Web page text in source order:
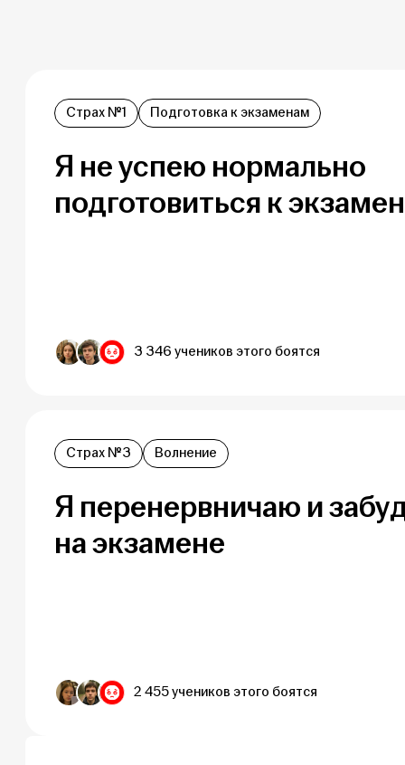
Страх №1 Подготовка к экзаменам
Я не успею нормально
подготовиться к
3 346 учеников этого боятся
Страх №3 Волнение
Я перенервничаю и
на экзамене
2 455 учеников этого боятся